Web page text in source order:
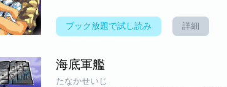
ブック放題で試し読み 詳細
海底軍艦
たなかせいじ